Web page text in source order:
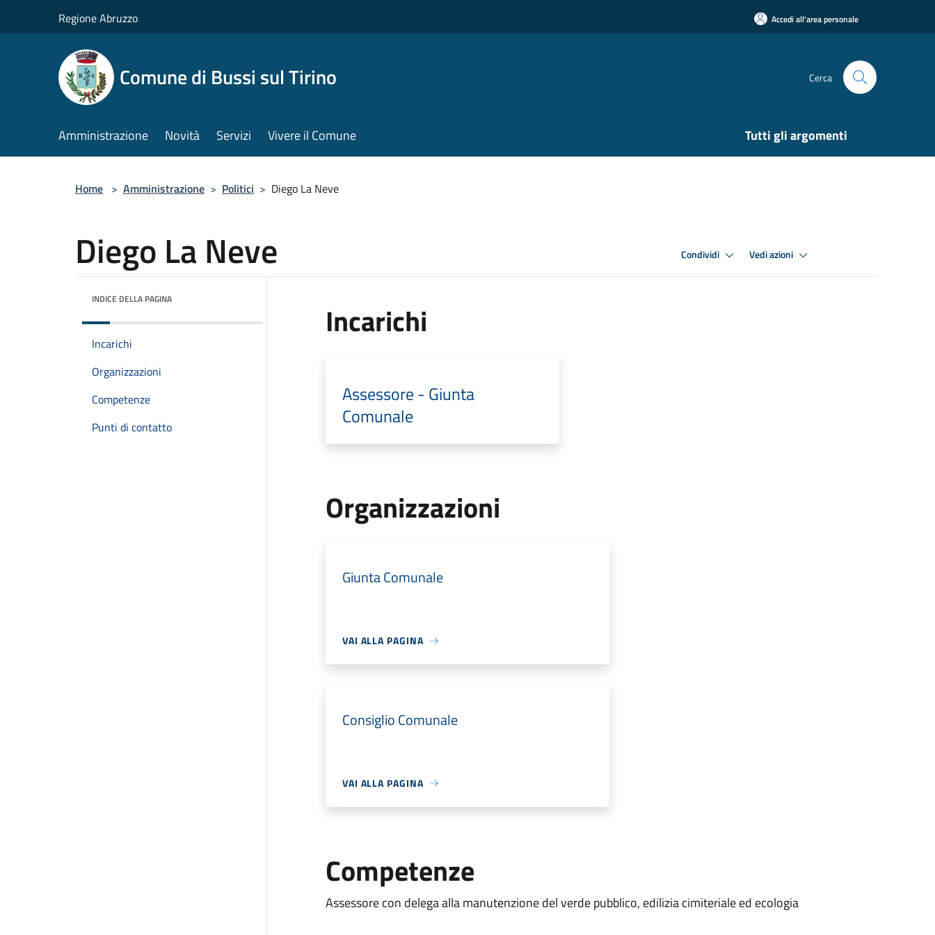
Regione Abruzzo Accedi all'area personale
Comune di Bussi sul Tirino Cerca
Amministrazione Novità Servizi Vivere il Comune Tutti gli argomenti
Home > Amministrazione > Politici > Diego La Neve
Diego La Neve Condividi Vedi azioni
INDICE DELLA PAGINA
Incarichi
Organizzazioni
Competenze
Punti di contatto
Incarichi
Assessore - Giunta
Comunale
Organizzazioni
Giunta Comunale
VAI ALLA PAGINA
Consiglio Comunale
VAI ALLA PAGINA
Competenze
Assessore con delega alla manutenzione del verde pubblico, edilizia cimiteriale ed ecologia